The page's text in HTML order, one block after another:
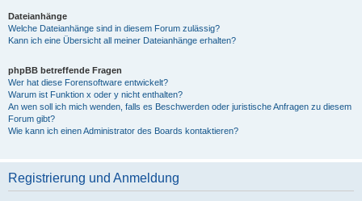
Dateianhänge
Welche Dateianhänge sind in diesem Forum zulässig?
Kann ich eine Übersicht all meiner Dateianhänge erhalten?
phpBB betreffende Fragen
Wer hat diese Forensoftware entwickelt?
Warum ist Funktion x oder y nicht enthalten?
An wen soll ich mich wenden, falls es Beschwerden oder juristische Anfragen zu diesem
Forum gibt?
Wie kann ich einen Administrator des Boards kontaktieren?
Registrierung und Anmeldung